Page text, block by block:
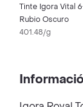
Tinte Igora Vital
Rubio Oscuro
401.48/g